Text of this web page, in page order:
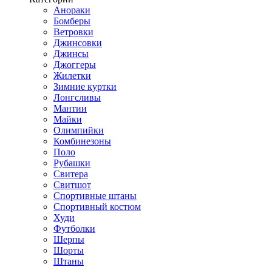
Анораки
Бомберы
Ветровки
Джинсовки
Джинсы
Джоггеры
Жилетки
Зимние куртки
Лонгсливы
Мантии
Майки
Олимпийки
Комбинезоны
Поло
Рубашки
Свитера
Свитшот
Спортивные штаны
Спортивный костюм
Худи
Футболки
Шерпы
Шорты
Штаны